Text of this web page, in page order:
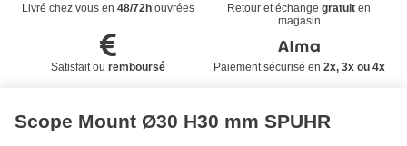
Livré chez vous en 48/72houvrées Retour et échangegratuit en
magasin
Satisfait ou remboursé Paiement sécurisé en 2x, 3x ou 4x
Scope Mount Ø30 H30 mm SPUHR